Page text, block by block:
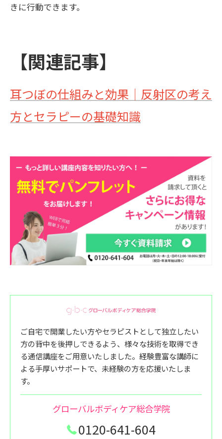
きに行動できます。
【関連記事】
耳つぼの仕組みと効果｜反射区の考え
方とセラピーの基礎知識
ご自宅で開業したい方やセラピストとして独立したい
方の背中を後押しできるよう、様々な技術を取得でき
る通信講座をご用意いたしました。経験豊富な講師に
よる手厚いサポートで、未経験の方を応援いたしま
す。
グローバルボディケア総合学院
0120-641-604